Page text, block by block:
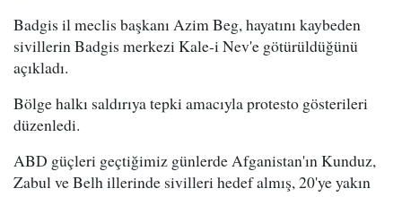
Badgis il meclis başkanı Azim Beg, hayatını kaybeden
sivillerin Badgis merkezi Kale-i Nev'e götürüldüğünü
açıkladı.
Bölge halkı saldırıya tepki amacıyla protesto gösterileri
düzenledi.
ABD güçleri geçtiğimiz günlerde Afganistan'ın Kunduz,
Zabul ve Belh illerinde sivilleri hedef almış, 20'ye yakın